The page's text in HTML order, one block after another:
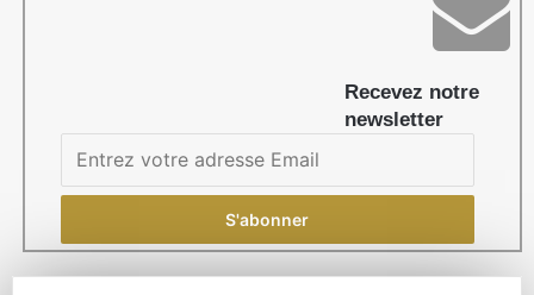
Recevez notre
newsletter